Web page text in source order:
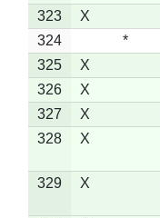
323
X
324
*
325
X
326
X
327
X
328
X
329 X